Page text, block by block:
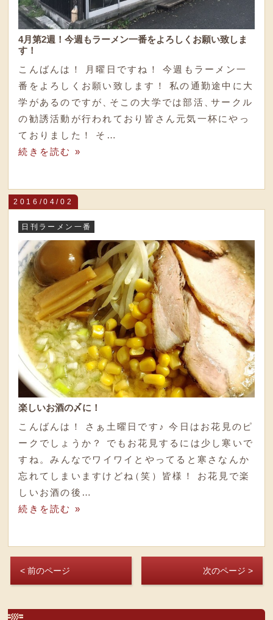
4月第2週！今週もラーメン一番をよろしくお願い致しま
す！
こんばんは！ 月曜日ですね！ 今週もラーメン一
番をよろしくお願い致します！ 私の通勤途中に大
学があるのですが
、そこの大学では部活 、サークル
の勧誘活動が行われており皆さん元気一杯にやっ
ておりました！ そ…
続きを読む »
2016/04/02
日刊ラーメン一番
楽しいお酒の〆に！
こんばんは！ さぁ土曜日です♪ 今日はお花見のピ
ークでしょうか？ でもお花見するには少し寒いで
すね 。 みんなでワイワイとやってると寒さなんか
忘れてしまいますけどね（笑 ） 皆様！ お花見で楽
しいお酒の後…
続きを読む »
< 前のページ 次のページ >